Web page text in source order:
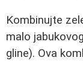
Kombinujte
malo
gline). Ova